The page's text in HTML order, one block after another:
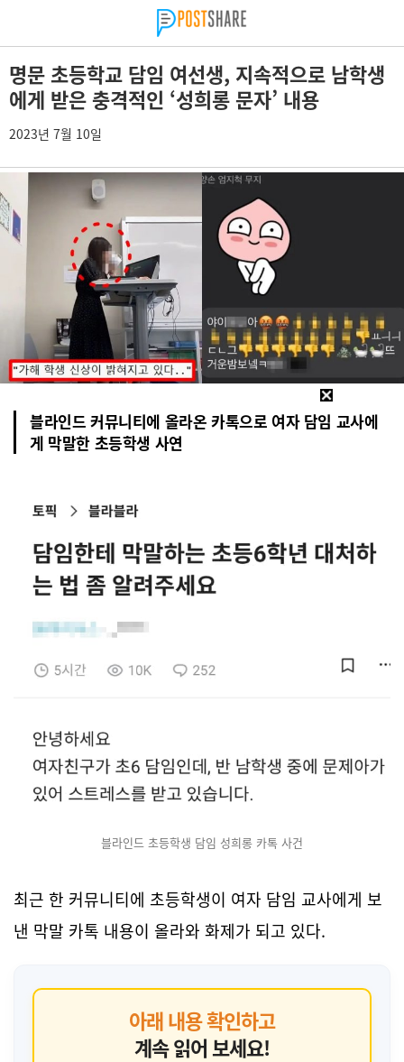
명문 초등학교 담임 여선생, 지속적으로 남학생
에게 받은 충격적인 ‘성희롱 문자’ 내용
2023년 7월 10일
블라인드 커뮤니티에 올라온 카톡으로 여자 담임 교사에
게 막말한 초등학생 사연
블라인드 초등학생 담임 성희롱 카톡 사건
최근 한 커뮤니티에 초등학생이 여자 담임 교사에게 보
낸 막말 카톡 내용이 올라와 화제가 되고 있다.
아래 내용 확인하고
계속 읽어 보세요!